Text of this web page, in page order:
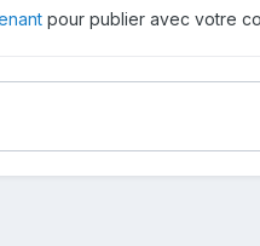
pour publier avec votre